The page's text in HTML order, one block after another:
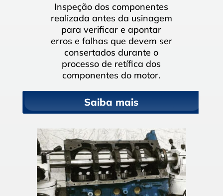
Inspeção dos componentes
realizada antes da usinagem
para verificar e apontar
erros e falhas que devem ser
consertados durante o
processo de retífica dos
componentes do motor.
Saiba mais